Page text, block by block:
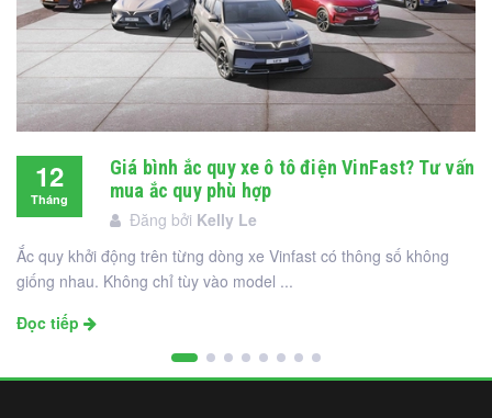
12
Tháng
Giá bình ắc quy xe ô tô điện VinFast? Tư vấn
mua ắc quy phù hợp
Đăng bởi Kelly Le
Ắc quy khởi động trên từng dòng xe Vinfast có thông số không
giống nhau. Không chỉ tùy vào model ...
Đọc tiếp